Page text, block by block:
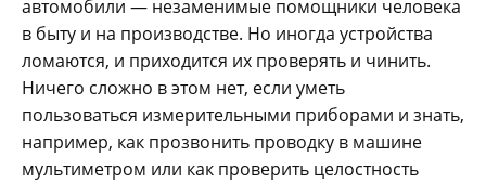
автомобили — незаменимые помощники человека
в быту и на производстве. Но иногда устройства
ломаются, и приходится их проверять и чинить.
Ничего сложно в этом нет, если уметь
пользоваться измерительными приборами и знать,
например, как прозвонить проводку в машине
мультиметром или как проверить целостность